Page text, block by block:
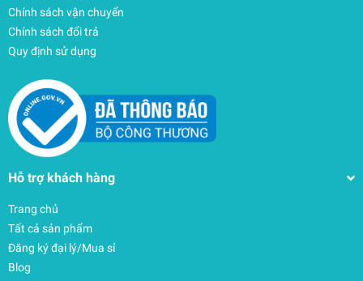
Chính sách vận chuyển
Chính sách đổi trả
Quy định sử dụng
Hỗ trợ khách hàng
Trang chủ
Tất cả sản phẩm
Đăng ký đại lý/Mua sỉ
Blog
1.710.000₫